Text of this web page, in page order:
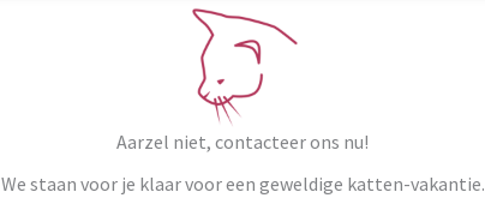
Aarzel niet, contacteer ons nu!
We staan voor je klaar voor een geweldige katten-vakantie.